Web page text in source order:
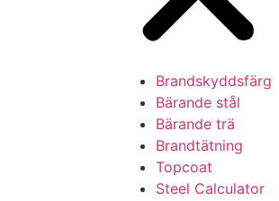
Brandskyddsfärg
Bärande stål
Bärande trä
Brandtätning
Topcoat
Steel Calculator